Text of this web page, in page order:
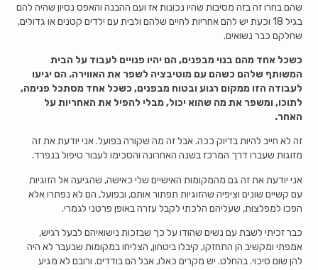
שהם בחרו זה בזה מסיבות שהיו נכונות אז ועם ההבנה והאפס נסיון שהיה להם
בגיל 18 וכעת יש להם אחריות לחיים שלהם ולבית עם ילדים קטנים או גדולים,
שחלקם כבר נשואים.
כשכל אחד מהם בנוי מבפנים, הם יהיו פנויים לעבוד על הבית
המשותף שלהם כשהם עם מוטיבציה לשפר את האווירה. הם יגיעו
לעבודה הזו ממקום רגוע ובטוח מבפנים, כשכל אחד מסתכל פנימה,
לתוכו, ומשפר את מה שהוא יכול, מבלי להפיל את האחריות על
האחר.
זה לא חייב להיות בדיוק ככה. אבל זה מה שקורה בפועל. אני יודעת את זה
מזוגות שעברו דרך המרכז בשנה האחרונה והסכימו לעבור טיפול בנפרד.
אני יודעת את זה גם מהמקומות האישיים שלי כאישה, שהגיעה אל הזוגיות
עם קשיים שונים וציפיה שהזוגיות תפתור אותם, ובפועל, הם לא נפתרו אלא
הפכו למפלצות, שעליהם הלכתי לקבל עזרה באופן פרטני לגמרי.
כבר זכיתי לשבת עם נשים שהודו על כך שבזכות נישואיהם לבעל רגיש,
אמפתי ומקשיב הן התחזקו, קיבלו ביטחון, הצליחו במקומות שבעבר לא היה
להן שום סיכוי. בהחלט. יש מקרים כאלו, אבל הם בודדים. ורובם לא מגיע